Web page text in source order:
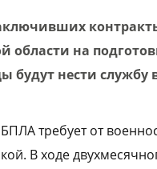
области на
нести службу
требует от
В ходе